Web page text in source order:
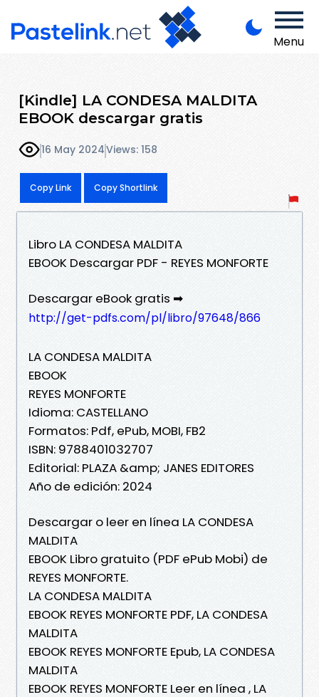
Menu
[Kindle] LA CONDESA MALDITA
EBOOK descargar gratis
16 May 2024Views: 158
Copy Link Copy Shortlink
Libro LA CONDESA MALDITA
EBOOK Descargar PDF - REYES MONFORTE
Descargar eBook gratis ➡
http://get-pdfs.com/pl/libro/97648/866
LA CONDESA MALDITA
EBOOK
REYES MONFORTE
Idioma: CASTELLANO
Formatos: Pdf, ePub, MOBI, FB2
ISBN: 9788401032707
Editorial: PLAZA &amp; JANES EDITORES
Año de edición: 2024
Descargar o leer en línea LA CONDESA
MALDITA
EBOOK Libro gratuito (PDF ePub Mobi) de
REYES MONFORTE.
LA CONDESA MALDITA
EBOOK REYES MONFORTE PDF, LA CONDESA
MALDITA
EBOOK REYES MONFORTE Epub, LA CONDESA
MALDITA
EBOOK REYES MONFORTE Leer en línea , LA